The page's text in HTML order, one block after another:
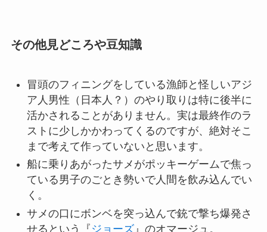
その他見どころや豆知識
冒頭のフィニングをしている漁師と怪しいアジ
ア人男性（日本人？）のやり取りは特に後半に
活かされることがありません。実は最終作のラ
ストに少しかかわってくるのですが、絶対そこ
まで考えて作っていないと思います。
船に乗りあがったサメがポッキーゲームで焦っ
ている男子のごとき勢いで人間を飲み込んでい
く。
サメの口にボンベを突っ込んで銃で撃ち爆発さ
せるという『 ジョーズ』のオマージュ。